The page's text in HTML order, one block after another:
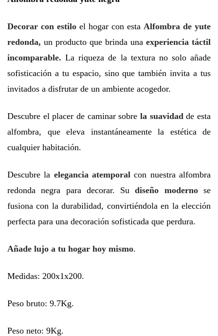
Decorar con estilo el hogar con esta Alfombra de yute
redonda, un producto que brinda una experiencia táctil
incomparable. La riqueza de la textura no solo añade
sofisticación a tu espacio, sino que también invita a tus
invitados a disfrutar de un ambiente acogedor.
Descubre el placer de caminar sobre la suavidad de esta
alfombra, que eleva instantáneamente la estética de
cualquier habitación.
Descubre la elegancia atemporal con nuestra alfombra
redonda negra para decorar. Sudiseño modernose
fusiona con la durabilidad, convirtiéndola en la elección
perfecta para una decoración sofisticada que perdura.
Añade lujo a tu hogar hoy mismo.
Medidas: 200x1x200.
Peso bruto: 9.7Kg.
Peso neto: 9Kg.